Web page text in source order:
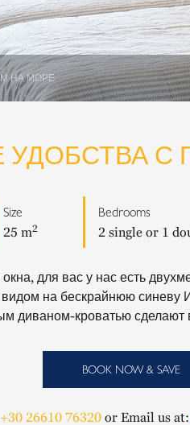
НА МОРЕ
С
Size
25 m2
Bedrooms
2 single or 1
для вас у нас есть
на бескрайнюю синеву
диваном-кроватью
BOOK NOW & SAVE
+30 26610 76320 or Email us at: